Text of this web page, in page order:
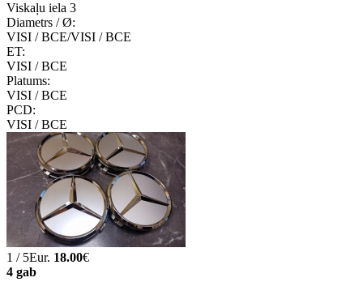
Viskaļu iela 3
Diametrs / Ø:
VISI / ВСЕ/VISI / ВСЕ
ET:
VISI / ВСЕ
Platums:
VISI / ВСЕ
PCD:
VISI / ВСЕ
1 / 5Eur. 18.00€
4 gab